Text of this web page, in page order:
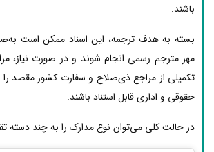
باشند.
بسته به هدف ترجمه، این اسناد ممکن است
مهر مترجم رسمی انجام شوند و در صورت نیاز،
تکمیلی از مراجع ذی‌صلاح و سفارت کشور مقصد را
حقوقی و اداری قابل استناد باشند.
در حالت کلی می‌توان نوع مدارک را به چند دسته